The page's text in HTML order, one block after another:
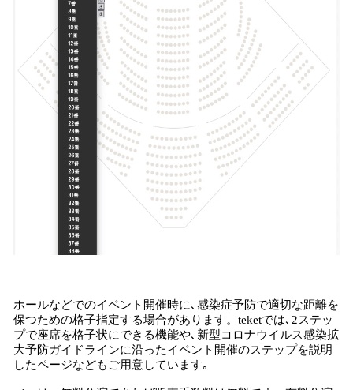
ホールなどでのイベント開催時に､感染症予防で適切な距離を
保つための格子指定する場合があります。teketでは､2ステッ
プで座席を格子状にできる機能や､新型コロナウイルス感染拡
大予防ガイドラインに沿ったイベント開催のステップを説明
したページなどもご用意しています｡